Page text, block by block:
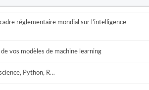
réglementaire mondial sur l’intelligence
vos modèles de machine learning
Python, R…